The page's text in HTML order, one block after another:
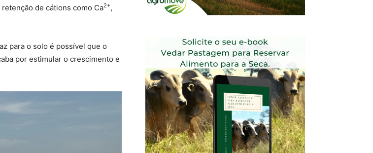
de cátions como Ca2+,
para o solo é possível que o
por estimular o crescimento e